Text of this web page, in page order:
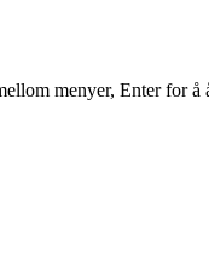
menyer, Enter for å